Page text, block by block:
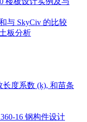
与 SkyCiv 的比较
板分析
度系数 (ķ), 和苗条
16 钢构件设计